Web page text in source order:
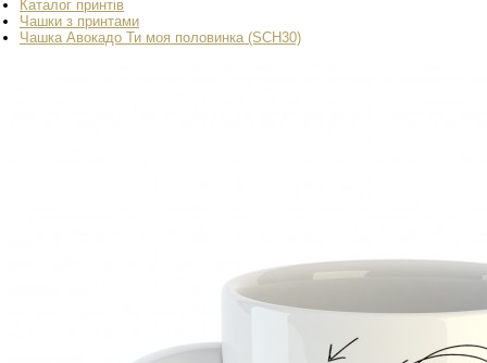
Каталог принтів
Чашки з принтами
Чашка Авокадо Ти моя половинка (SCH30)